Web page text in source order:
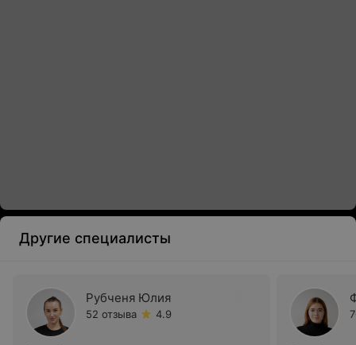
Другие специалисты
Рубченя Юлия
52 отзыва 4.9